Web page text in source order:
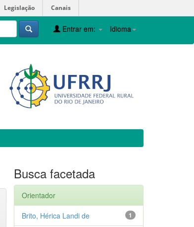
Legislação Canais
Idioma
Entrar em:
Busca facetada
Orientador
1
Brito, Hérica Landi de